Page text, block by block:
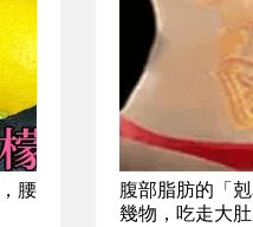
腰
腹部脂肪的「
幾物，吃走大